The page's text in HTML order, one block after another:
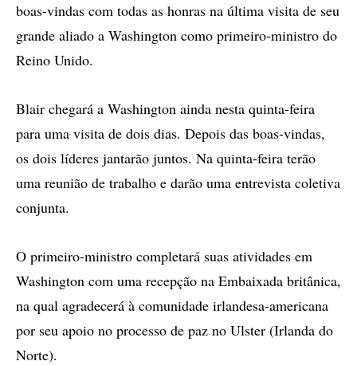
boas-vindas com todas as honras na última visita de seu
grande aliado a Washington como primeiro-ministro do
Reino Unido.
Blair chegará a Washington ainda nesta quinta-feira
para uma visita de dois dias. Depois das boas-vindas,
os dois líderes jantarão juntos. Na quinta-feira terão
uma reunião de trabalho e darão uma entrevista coletiva
conjunta.
O primeiro-ministro completará suas atividades em
Washington com uma recepção na Embaixada britânica,
na qual agradecerá à comunidade irlandesa-americana
por seu apoio no processo de paz no Ulster (Irlanda do
Norte).